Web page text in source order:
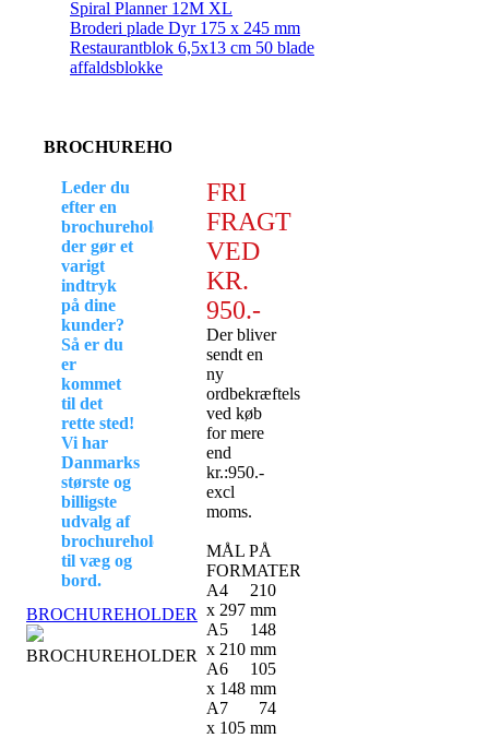
Spiral Planner 12M XL
Broderi plade Dyr 175 x 245 mm
Restaurantblok 6,5x13 cm 50 blade
affaldsblokke
BROCHUREHOLDER
Leder du
efter en
brochureholder,
der gør et
varigt
indtryk
på dine
kunder?
Så er du
er
kommet
til det
rette sted!
Vi har
Danmarks
største og
billigste
udvalg af
brochureholdere
til væg og
bord.
BROCHUREHOLDER
BROCHUREHOLDER
FRI
FRAGT
VED
KR.
950.-
Der bliver
sendt en
ny
ordbekræftelse
ved køb
for mere
end
kr.:950.-
excl
moms.
MÅL PÅ
FORMATER
A4 210
x 297 mm
A5 148
x 210 mm
A6 105
x 148 mm
A7 74
x 105 mm